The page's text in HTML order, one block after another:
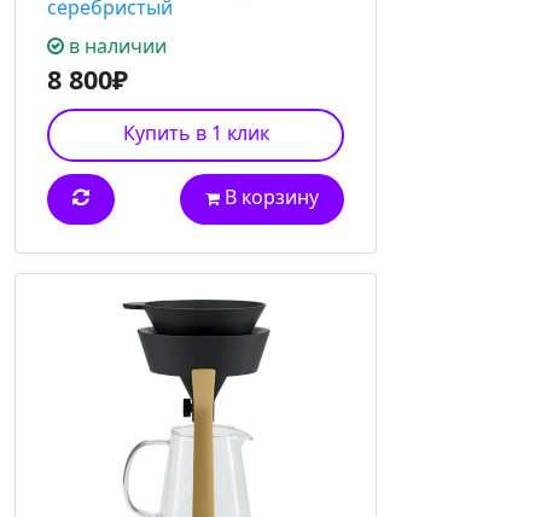
серебристый
в наличии
8 800₽
Купить в 1 клик
В корзину